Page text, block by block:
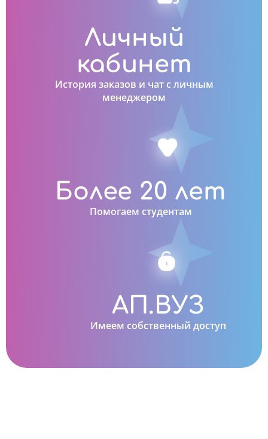
Личный
кабинет
История заказов и чат с личным
менеджером
Более 20 лет
Помогаем студентам
АП.ВУЗ
Имеем собственный доступ